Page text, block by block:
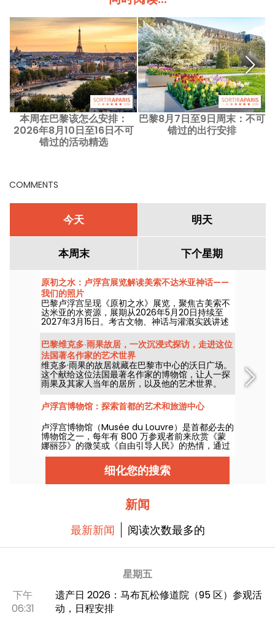
本周在巴黎该怎么安排：
2026年8月10日至16日不可
错过的活动精选
巴黎8月7日至9日周末：不可
错过的出行安排
COMMENTS
今天 明天
本周末 下个星期
原初之水：卢浮宫展览解读美索不达米亚神话——
我们的照片
巴黎卢浮宫呈现《原初之水》展览，聚焦古美索不
达米亚的水资源，展期从2026年5月20日持续至
2027年3月15日。考古文物、神话与灌溉实践讲述
这一资源如何塑造了早期美索不达米亚社会。
巴黎维克多·雨果故居，一次沉浸式探访，走进这位
法国著名作家的艺术世界
维克多·雨果的故居就藏在巴黎市中心的沃日广场。
这个献给这位法国最著名作家的博物馆，让人一探
雨果及其家人当年的居所，以及他的艺术世界。
卢浮宫博物馆：探索首都的艺术和旅游中心
卢浮宫博物馆（Musée du Louvre）是首都必去的
博物馆之一，每年有 800 万参观者前来欣赏《蒙
娜丽莎》的微笑或《自由引导人民》的热情，通过
展出的众多杰作弘扬法国和欧洲文化。这是一个历
史悠久的地方，两个世纪以来，艺术在这里蓬勃发
展，如果您在巴黎逗留，这里是您的必游之地！
细化您的搜索
新闻
最新新闻 阅读次数最多的
星期五
下午
06:31
遗产日 2026：马布瓦松修道院（95 区）参观活
动，日程安排